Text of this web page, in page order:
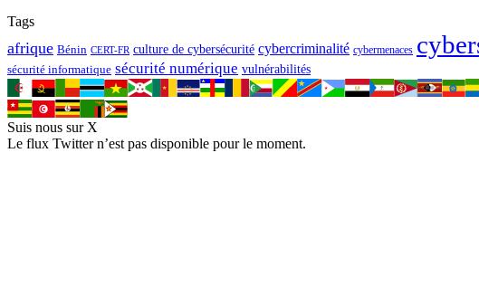
Tags
afrique Bénin CERT-FR culture de cybersécurité cybercriminalité cybermenaces
sécurité informatique sécurité numérique vulnérabilités
Suis nous sur X
Le flux Twitter n’est pas disponible pour le moment.